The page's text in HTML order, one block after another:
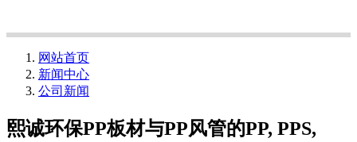
网站首页
新闻中心
公司新闻
熙诚环保PP板材与PP风管的PP, PPS,